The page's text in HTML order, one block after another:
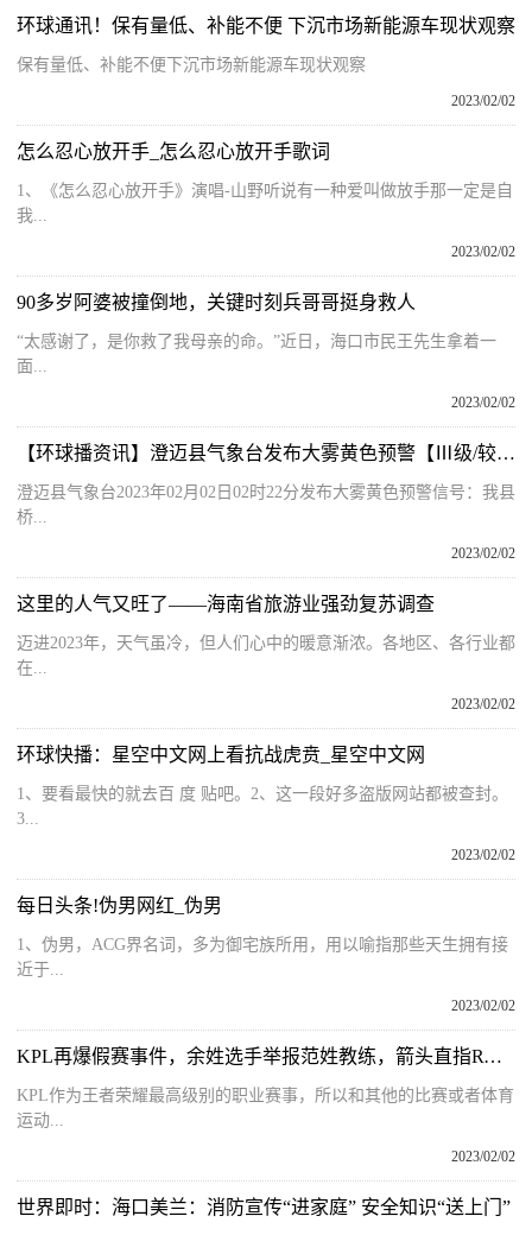
环球通讯！保有量低、补能不便 下沉市场新能源车现状观察
保有量低、补能不便下沉市场新能源车现状观察
2023/02/02
怎么忍心放开手_怎么忍心放开手歌词
1、《怎么忍心放开手》演唱-山野听说有一种爱叫做放手那一定是自
我...
2023/02/02
90多岁阿婆被撞倒地，关键时刻兵哥哥挺身救人
“太感谢了，是你救了我母亲的命。”近日，海口市民王先生拿着一
面...
2023/02/02
【环球播资讯】澄迈县气象台发布大雾黄色预警【Ⅲ级/较重】【2023-02-02】
澄迈县气象台2023年02月02日02时22分发布大雾黄色预警信号：我县
桥...
2023/02/02
这里的人气又旺了——海南省旅游业强劲复苏调查
迈进2023年，天气虽冷，但人们心中的暖意渐浓。各地区、各行业都
在...
2023/02/02
环球快播：星空中文网上看抗战虎贲_星空中文网
1、要看最快的就去百 度 贴吧。2、这一段好多盗版网站都被查封。
3...
2023/02/02
每日头条!伪男网红_伪男
1、伪男，ACG界名词，多为御宅族所用，用以喻指那些天生拥有接
近于...
2023/02/02
KPL再爆假赛事件，余姓选手举报范姓教练，箭头直指RW侠俱乐部
KPL作为王者荣耀最高级别的职业赛事，所以和其他的比赛或者体育
运动...
2023/02/02
世界即时：海口美兰：消防宣传“进家庭” 安全知识“送上门”